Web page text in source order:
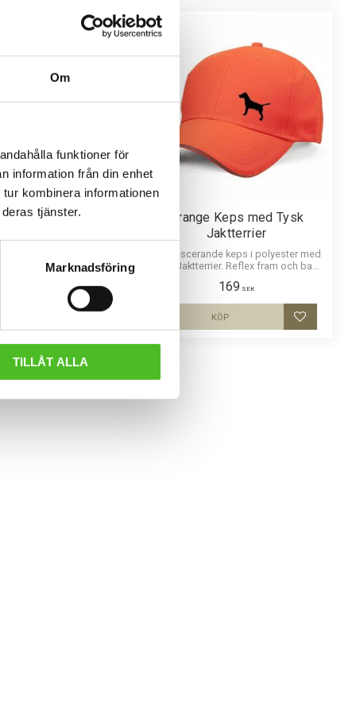
Om
funktioner för
information från din enhet
kombinera informationen
tjänster.
Marknadsföring
TILLÅT ALLA
med Tysk
27mm i diameter och
av djup i bilden.
Orange Keps med Tysk
Jaktterrier
Fluorescerande keps i polyester med
Tysk Jaktterrier. Reflex fram och bak.
169 SEK
Lägg till i
KÖP